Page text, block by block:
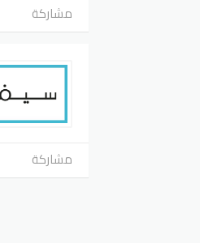
مشاركة
مشاركة